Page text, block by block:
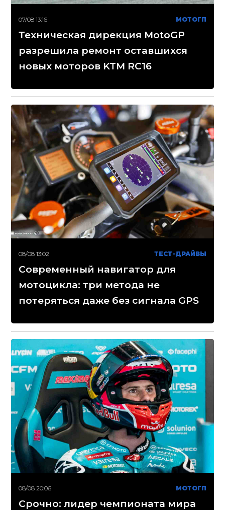
07/08 13:16 МОТОГП
Техническая дирекция MotoGP
разрешила ремонт оставшихся
новых моторов KTM RC16
08/08 13:02 ТЕСТ-ДРАЙВЫ
Современный навигатор для
мотоцикла: три метода не
потеряться даже без сигнала GPS
08/08 20:06 МОТОГП
Срочно: лидер чемпионата мира